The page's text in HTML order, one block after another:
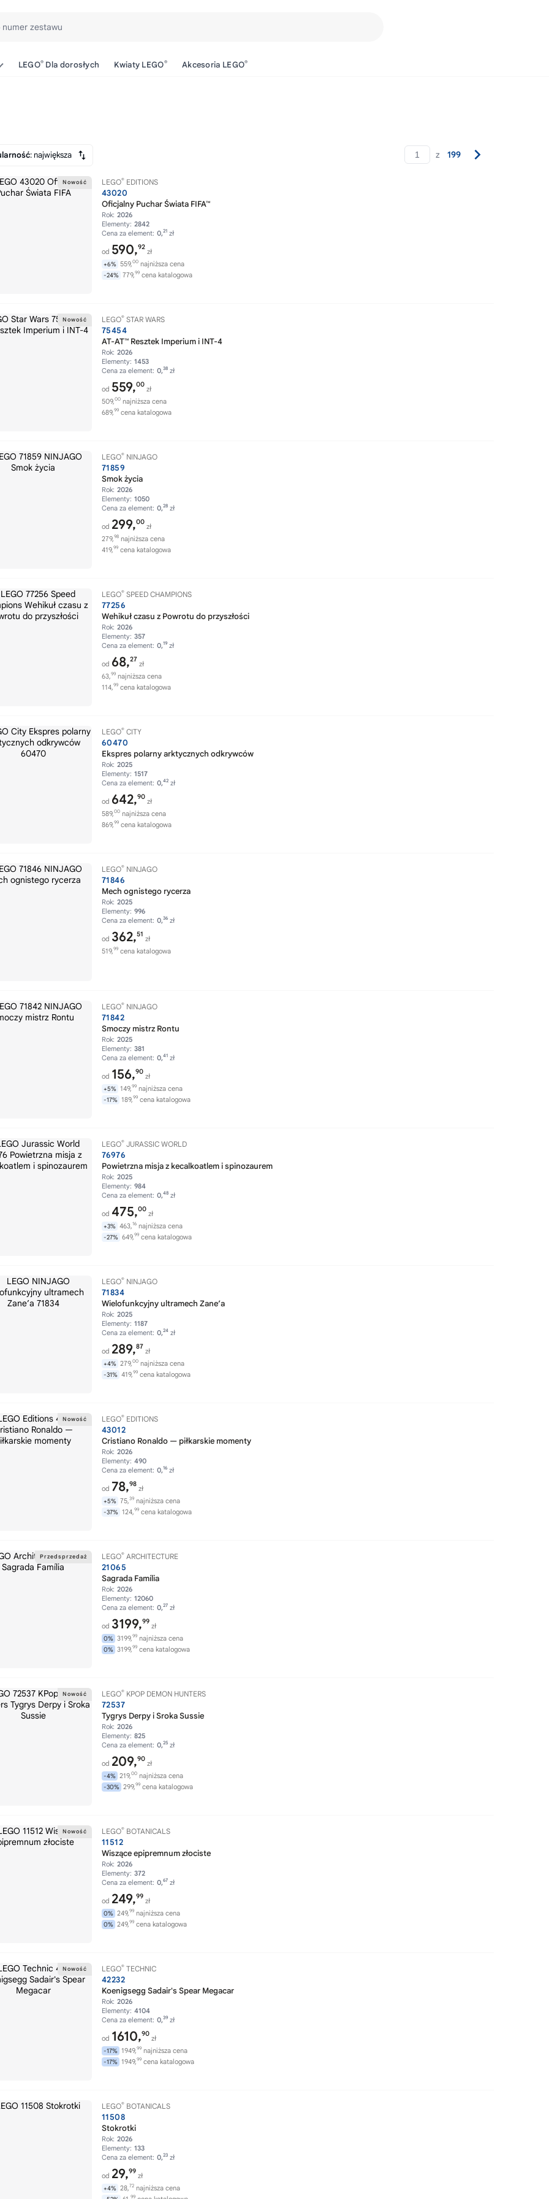
zestawu
LEGO® Dla dorosłych Kwiaty LEGO® Akcesoria LEGO®
: największa z 199
LEGO® EDITIONS
43020
Oficjalny Puchar Świata FIFA™
Rok: 2026
Elementy: 2842
Cena za element: 0,21 zł
od 590,92
zł
+6% 559,00 najniższa cena
-24% 779,99 cena katalogowa
LEGO® STAR WARS
75454
AT-AT™ Resztek Imperium i INT-4
Rok: 2026
Elementy: 1453
Cena za element: 0,38 zł
od 559,00
zł
509,00 najniższa cena
689,99 cena katalogowa
LEGO® NINJAGO
71859
Smok życia
Rok: 2026
Elementy: 1050
Cena za element: 0,28 zł
od 299,00
zł
279,98 najniższa cena
419,99 cena katalogowa
LEGO® SPEED CHAMPIONS
77256
Wehikuł czasu z Powrotu do przyszłości
Rok: 2026
Elementy: 357
Cena za element: 0,19 zł
od 68,27
zł
63,99 najniższa cena
114,99 cena katalogowa
LEGO® CITY
60470
Ekspres polarny arktycznych odkrywców
Rok: 2025
Elementy: 1517
Cena za element: 0,42 zł
od 642,90
zł
589,00 najniższa cena
869,99 cena katalogowa
LEGO® NINJAGO
71846
Mech ognistego rycerza
Rok: 2025
Elementy: 996
Cena za element: 0,36 zł
od 362,51
zł
519,99 cena katalogowa
LEGO® NINJAGO
71842
Smoczy mistrz Rontu
Rok: 2025
Elementy: 381
Cena za element: 0,41 zł
od 156,90
zł
+5% 149,99 najniższa cena
-17% 189,99 cena katalogowa
LEGO® JURASSIC WORLD
76976
Powietrzna misja z kecalkoatlem i spinozaurem
Rok: 2025
Elementy: 984
Cena za element: 0,48 zł
od 475,00
zł
+3% 463,16 najniższa cena
-27% 649,99 cena katalogowa
LEGO® NINJAGO
71834
Wielofunkcyjny ultramech Zane’a
Rok: 2025
Elementy: 1187
Cena za element: 0,24 zł
od 289,87
zł
+4% 279,00 najniższa cena
-31% 419,99 cena katalogowa
LEGO® EDITIONS
43012
Cristiano Ronaldo — piłkarskie momenty
Rok: 2026
Elementy: 490
Cena za element: 0,16 zł
od 78,98
zł
+5% 75,39 najniższa cena
-37% 124,99 cena katalogowa
LEGO® ARCHITECTURE
21065
Sagrada Família
Rok: 2026
Elementy: 12060
Cena za element: 0,27 zł
od 3199,99
zł
0% 3199,99 najniższa cena
0% 3199,99 cena katalogowa
LEGO® KPOP DEMON HUNTERS
72537
Tygrys Derpy i Sroka Sussie
Rok: 2026
Elementy: 825
Cena za element: 0,25 zł
od 209,90
zł
-4% 219,00 najniższa cena
-30% 299,99 cena katalogowa
LEGO® BOTANICALS
11512
Wiszące epipremnum złociste
Rok: 2026
Elementy: 372
Cena za element: 0,67 zł
od 249,99
zł
0% 249,99 najniższa cena
0% 249,99 cena katalogowa
LEGO® TECHNIC
42232
Koenigsegg Sadair's Spear Megacar
Rok: 2026
Elementy: 4104
Cena za element: 0,39 zł
od 1610,90
zł
-17% 1949,99 najniższa cena
-17% 1949,99 cena katalogowa
LEGO® BOTANICALS
11508
Stokrotki
Rok: 2026
Elementy: 133
Cena za element: 0,23 zł
od 29,99
zł
+4% 28,72 najniższa cena
99